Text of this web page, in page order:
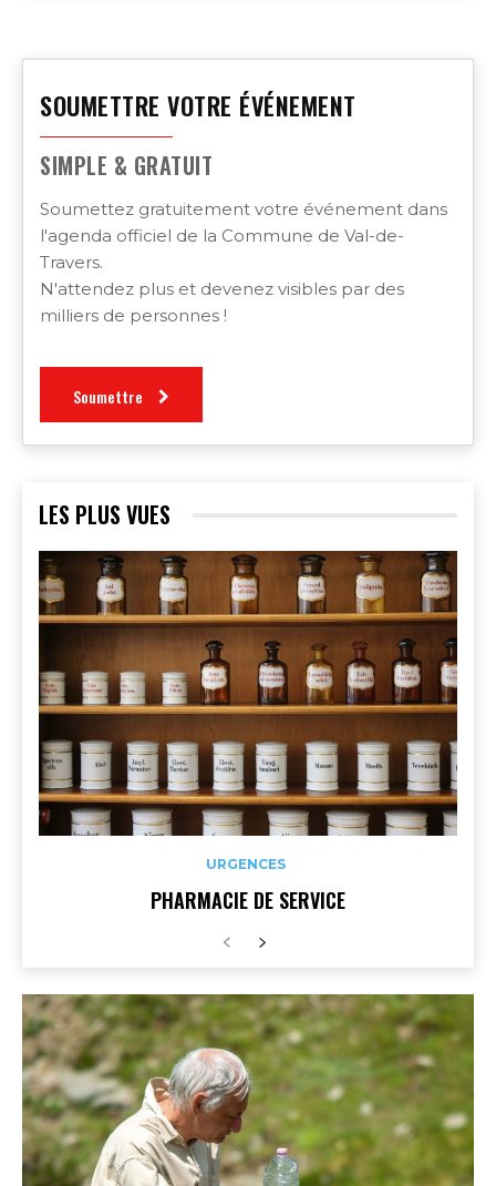
SOUMETTRE VOTRE ÉVÉNEMENT
SIMPLE & GRATUIT
Soumettez gratuitement votre événement dans
l'agenda officiel de la Commune de Val-de-
Travers.
N'attendez plus et devenez visibles par des
milliers de personnes !
Soumettre
LES PLUS VUES
URGENCES
PHARMACIE DE SERVICE